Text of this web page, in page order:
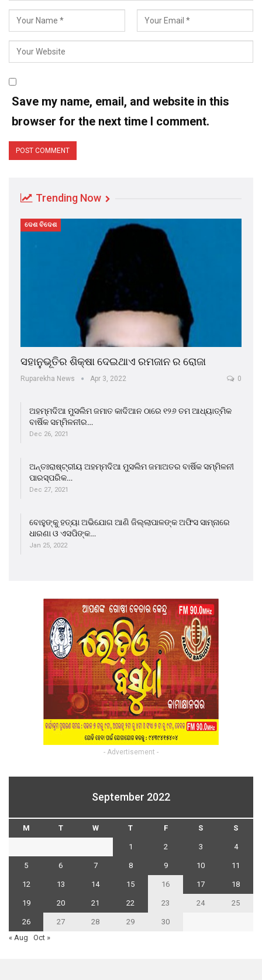
Save my name, email, and website in this
browser for the next time I comment.
Trending Now
ଦେଶ ବିଦେଶ
ସହାନୁଭୂତିର ଶିକ୍ଷା ଦେଇଥାଏ ରମଜାନ ର ରୋଜା
Ruparekha News Apr 3, 2022 0
ଅହମ୍ମଦିଆ ମୁସଲିମ ଜମାତ କାଦିଆନ ଠାରେ ୧୨୬ ତମ ଆଧ୍ୟାତ୍ମିକ
ବାର୍ଷିକ ସମ୍ମିଳନୀର…
Dec 26, 2021
ଅନ୍ତଃରାଷ୍ଟ୍ରୀୟ ଅହମ୍ମଦିଆ ମୁସଲିମ ଜମାଅତର ବାର୍ଷିକ ସମ୍ମିଳନୀ
ପାରସ୍ପରିକ…
Dec 27, 2021
ବୋହୁଙ୍କୁ ହତ୍ୟା ଅଭିଯୋଗ ଆଣି ଜିଲ୍ଲାପାଳଙ୍କ ଅଫିସ ସାମ୍ନାରେ
ଧାରଣା ଓ ଏସପିଙ୍କ…
Jan 25, 2022
- Advertisement -
September 2022
M T W T F S S
1 2 3 4
5 6 7 8 9 10 11
12 13 14 15 16 17 18
19 20 21 22 23 24 25
26 27 28 29
30
« Aug
Oct »